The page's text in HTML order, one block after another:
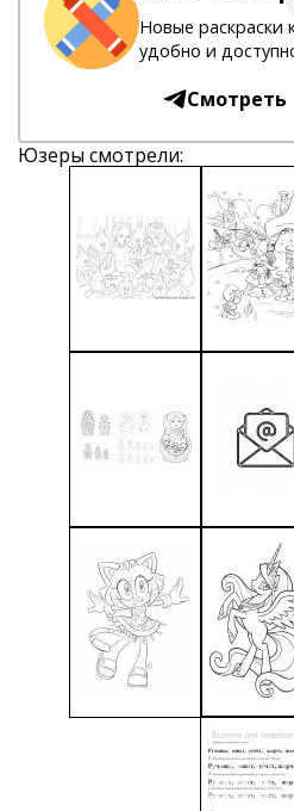
Новые раскраски
удобно и
Смотреть
Юзеры смотрели: